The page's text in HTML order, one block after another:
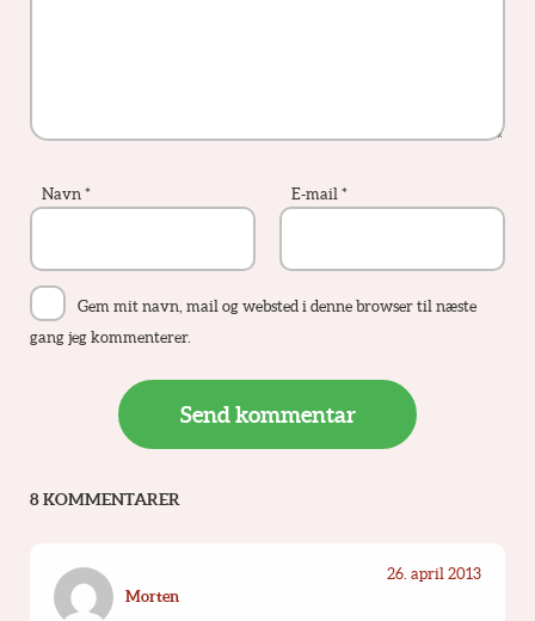
Navn * E-mail *
Gem mit navn, mail og websted i denne browser til næste
gang jeg kommenterer.
8 KOMMENTARER
Morten
26. april 2013